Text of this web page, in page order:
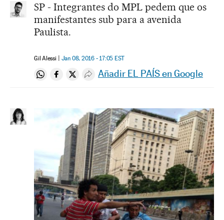
SP - Integrantes do MPL pedem que os
manifestantes sub para a avenida
Paulista.
Gil Alessi Jan 08, 2016 - 17:05 EST
Compartir en Whatsapp
Compartir en Facebook
Compartir en Twitter
Desplegar Redes Sociales
Añadir EL PAÍS en Google